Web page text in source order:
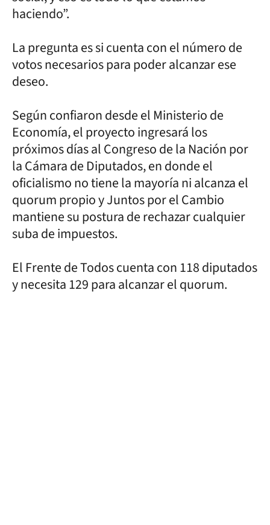
haciendo”.
La pregunta es si cuenta con el número de
votos necesarios para poder alcanzar ese
deseo.
Según confiaron desde el Ministerio de
Economía, el proyecto ingresará los
próximos días al Congreso de la Nación por
la Cámara de Diputados, en donde el
oficialismo no tiene la mayoría ni alcanza el
quorum propio y Juntos por el Cambio
mantiene su postura de rechazar cualquier
suba de impuestos.
El Frente de Todos cuenta con 118 diputados
y necesita 129 para alcanzar el quorum.